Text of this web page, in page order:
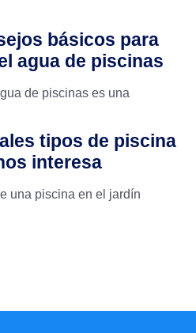
básicos para
agua de piscinas
de piscinas es una
tipos de piscina
interesa
una piscina en el jardín